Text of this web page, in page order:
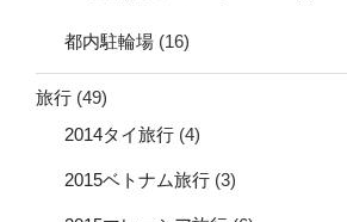
都内駐輪場 (16)
旅行 (49)
2014タイ旅行 (4)
2015ベトナム旅行 (3)